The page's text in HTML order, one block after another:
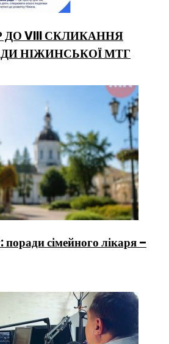
ДО VIII СКЛИКАННЯ
НІЖИНСЬКОЇ МТГ
сімейного лікаря –